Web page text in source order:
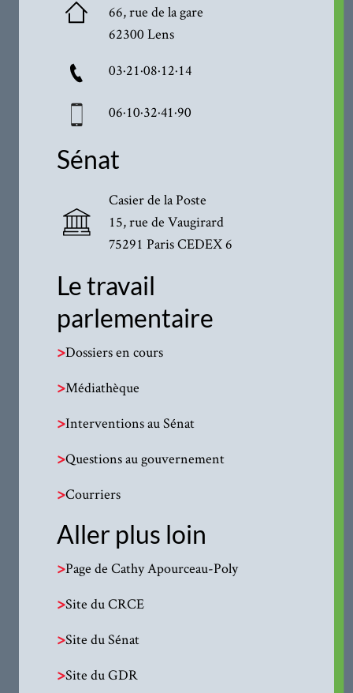
66, rue de la gare
62300 Lens
03·21·08·12·14
06·10·32·41·90
Sénat
Casier de la Poste
15, rue de Vaugirard
75291 Paris CEDEX 6
Le travail
parlementaire
>Dossiers en cours
>Médiathèque
>Interventions au Sénat
>Questions au gouvernement
>Courriers
Aller plus loin
>Page de Cathy Apourceau-Poly
>Site du CRCE
>Site du Sénat
>Site du GDR